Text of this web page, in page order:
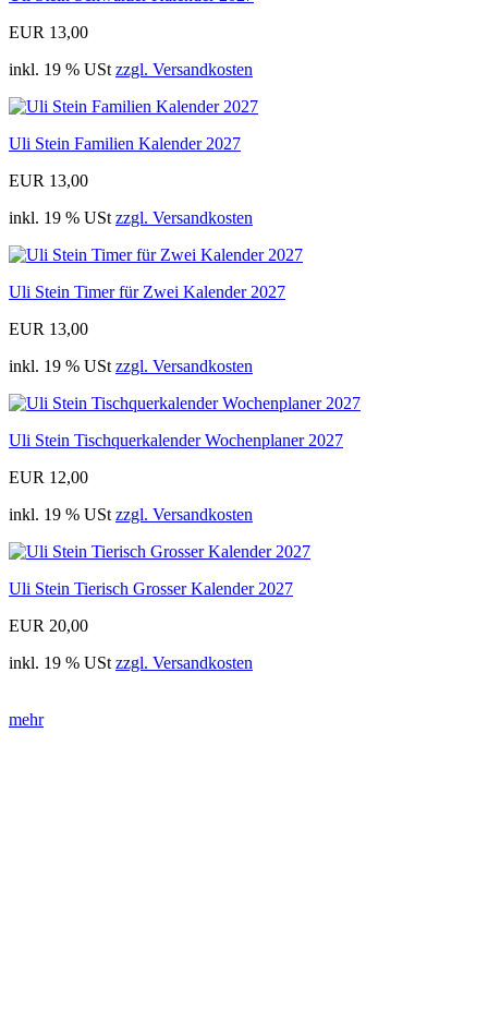
EUR 13,00
inkl. 19 % USt zzgl. Versandkosten
Uli Stein Familien Kalender 2027
EUR 13,00
inkl. 19 % USt zzgl. Versandkosten
Uli Stein Timer für Zwei Kalender 2027
EUR 13,00
inkl. 19 % USt zzgl. Versandkosten
Uli Stein Tischquerkalender Wochenplaner 2027
EUR 12,00
inkl. 19 % USt zzgl. Versandkosten
Uli Stein Tierisch Grosser Kalender 2027
EUR 20,00
inkl. 19 % USt zzgl. Versandkosten
mehr